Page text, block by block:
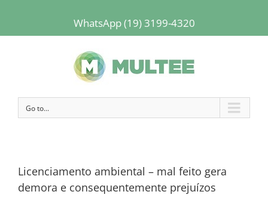
WhatsApp (19) 3199-4320
Go to...
Licenciamento ambiental – mal feito gera
demora e consequentemente prejuízos